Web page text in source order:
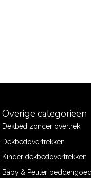
Overige categorieën
Dekbed zonder overtrek
Dekbedovertrekken
Kinder dekbedovertrekken
Baby & Peuter beddengoed